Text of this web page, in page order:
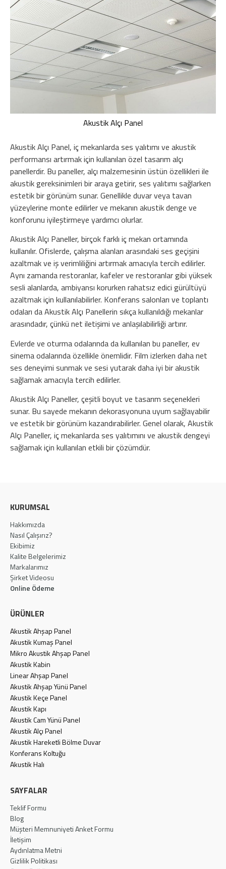
Akustik Alçı Panel
Akustik Alçı Panel, iç mekanlarda ses yalıtımı ve akustik
performansı artırmak için kullanılan özel tasarım alçı
panellerdir. Bu paneller, alçı malzemesinin üstün özellikleri ile
akustik gereksinimleri bir araya getirir, ses yalıtımı sağlarken
estetik bir görünüm sunar. Genellikle duvar veya tavan
yüzeylerine monte edilirler ve mekanın akustik denge ve
konforunu iyileştirmeye yardımcı olurlar.
Akustik Alçı Paneller, birçok farklı iç mekan ortamında
kullanılır. Ofislerde, çalışma alanları arasındaki ses geçişini
azaltmak ve iş verimliliğini artırmak amacıyla tercih edilirler.
Aynı zamanda restoranlar, kafeler ve restoranlar gibi yüksek
sesli alanlarda, ambiyansı korurken rahatsız edici gürültüyü
azaltmak için kullanılabilirler. Konferans salonları ve toplantı
odaları da Akustik Alçı Panellerin sıkça kullanıldığı mekanlar
arasındadır, çünkü net iletişimi ve anlaşılabilirliği artırır.
Evlerde ve oturma odalarında da kullanılan bu paneller, ev
sinema odalarında özellikle önemlidir. Film izlerken daha net
ses deneyimi sunmak ve sesi yutarak daha iyi bir akustik
sağlamak amacıyla tercih edilirler.
Akustik Alçı Paneller, çeşitli boyut ve tasarım seçenekleri
sunar. Bu sayede mekanın dekorasyonuna uyum sağlayabilir
ve estetik bir görünüm kazandırabilirler. Genel olarak, Akustik
Alçı Paneller, iç mekanlarda ses yalıtımını ve akustik dengeyi
sağlamak için kullanılan etkili bir çözümdür.
KURUMSAL
Hakkımızda
Nasıl Çalışırız?
Ekibimiz
Kalite Belgelerimiz
Markalarımız
Şirket Videosu
Online Ödeme
ÜRÜNLER
Akustik Ahşap Panel
Akustik Kumaş Panel
Mikro Akustik Ahşap Panel
Akustik Kabin
Linear Ahşap Panel
Akustik Ahşap Yünü Panel
Akustik Keçe Panel
Akustik Kapı
Akustik Cam Yünü Panel
Akustik Alçı Panel
Akustik Hareketli Bölme Duvar
Konferans Koltuğu
Akustik Halı
SAYFALAR
Teklif Formu
Blog
Müşteri Memnuniyeti Anket Formu
İletişim
Aydınlatma Metni
Gizlilik Politikası